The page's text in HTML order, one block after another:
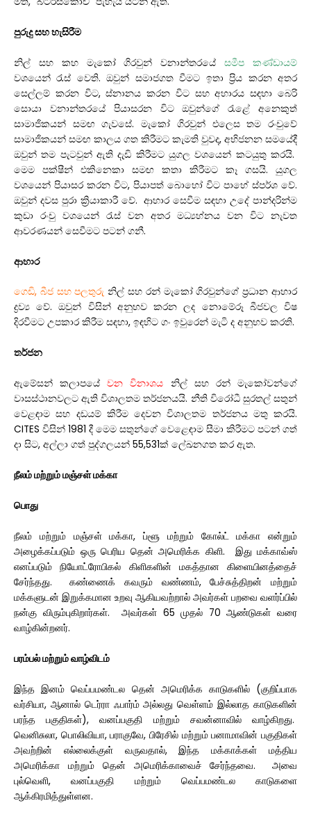
පුරුදු සහ හැසිරීම
නිල් සහ කහ මැකෝ ගිරවුන් වනාන්තරයේසමීප කණ්ඩායම්
වශයෙන් රැස් වෙති. ඔවුන් සමාජගත වීමට ඉතා ප්‍රිය කරන අතර
සෙල්ලම් කරන විට, ස්නානය කරන විට සහ අහාරය සඳහා බෙරි
සොයා වනාන්තරයේ පියාසරන විට ඔවුන්ගේ රැළේ අනෙකුත්
සාමාජිකයන් සමඟ ගැවසේ. මැකෝ ගිරවුන් එලෙස තම රංචුවේ
සාමාජිකයන් සමඟ කාලය ගත කිරීමට කැමති වුවද, අභිජනන සමයේදී
ඔවුන් තම පැටවුන් ඇති දැඩි කිරීමට යුගල වශයෙන් කටයුතු කරයි.
මෙම පක්ෂීන් එකිනෙකා සමඟ කතා කිරීමට කෑ ගසයි. යුගල
වශයෙන් පියාසර කරන විට, පියාපත් බොහෝ විට පාහේ ස්පර්ශ වේ.
ඔවුන් දවස පුරා ක්‍රියාකාරී වේ. ආහාර සෙවීම සඳහා උදේ පාන්දරින්ම
කුඩා රංචු වශයෙන් රැස් වන අතර මධ්‍යහ්නය වන විට නැවත
ආවරණයන් සෙවීමට පටන් ගනී.
ආහාර
ගෙඩි, බීජ සහ පලතුරු නිල් සහ රන් මැකෝ ගිරවුන්ගේ ප්‍රධාන ආහාර
ද්‍රව්‍ය වේ. ඔවුන් විසින් අනුභව කරන ලද නොමේරූ බීජවල විෂ
දිරවීමට උපකාර කිරීම සඳහා, ඉඳහිට ගං ඉවුරෙන් මැටි ද අනුභව කරති.
තර්ජන
ඇමේසන් කලාපයේවන විනාශය නිල් සහ රන් මැකෝවන්ගේ
වාසස්ථානවලට ඇති විශාලතම තර්ජනයයි. නීති විරෝධී සුරතල් සතුන්
වෙළඳාම සහ දඩයම් කිරීම දෙවන විශාලතම තර්ජනය මතු කරයි.
CITES විසින් 1981 දී මෙම සතුන්ගේ වෙළෙඳාම සීමා කිරීමට පටන් ගත්
දා සිට, අල්ලා ගත් පුද්ගලයන් 55,531ක් ලේඛනගත කර ඇත.
நீலம் மற்றும் மஞ்சள் மக்கா
பொது
நீலம் மற்றும் மஞ்சள் மக்கா, ப்ளூ மற்றும் கோல்ட் மக்கா என்றும்
அழைக்கப்படும் ஒரு பெரிய தென் அமெரிக்க கிளி. இது மக்காவ்ஸ்
எனப்படும் நியோட்ரோபிகல் கிளிகளின் மகத்தான கிளையினத்தைச்
சேர்ந்தது. கண்ணைக் கவரும் வண்ணம், பேச்சுத்திறன் மற்றும்
மக்களுடன் இறுக்கமான உறவு ஆகியவற்றால் அவர்கள் பறவை வளர்ப்பில்
நன்கு விரும்புகிறார்கள். அவர்கள் 65 முதல் 70 ஆண்டுகள் வரை
வாழ்கின்றனர்.
பரம்பல் மற்றும் வாழ்விடம்
இந்த இனம் வெப்பமண்டல தென் அமெரிக்க காடுகளில் (குறிப்பாக
வர்சியா, ஆனால் டெர்ரா ஃபார்ம் அல்லது வெள்ளம் இல்லாத காடுகளின்
பரந்த பகுதிகள்), வனப்பகுதி மற்றும் சவன்னாவில் வாழ்கிறது.
வெனிசுலா, பொலிவியா, பராகுவே, பிரேசில் மற்றும் பனாமாவின் பகுதிகள்
அவற்றின் எல்லைக்குள் வருவதால், இந்த மக்காக்கள் மத்திய
அமெரிக்கா மற்றும் தென் அமெரிக்காவைச் சேர்ந்தவை. அவை
புல்வெளி, வனப்பகுதி மற்றும் வெப்பமண்டல காடுகளை
ஆக்கிரமித்துள்ளன.